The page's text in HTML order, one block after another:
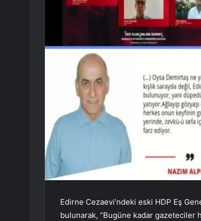
Edirne Cezaevi’ndeki eski HDP Eş
bulunarak, “Bugüne kadar gazeteciler